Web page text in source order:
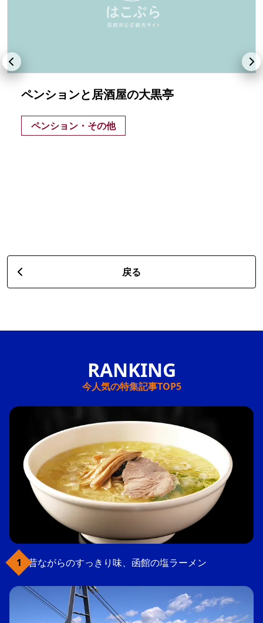
ペンションと居酒屋の大黒亭
ペンション・その他
戻る
今人気の特集記事TOP5
昔ながらのすっきり味、函館の塩ラーメン